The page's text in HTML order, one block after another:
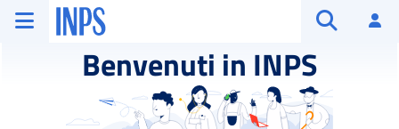
Vai al menu principale
Vai al contenuto principale
Vai al pie' di pagina
INPS ()
Benvenuti in INPS